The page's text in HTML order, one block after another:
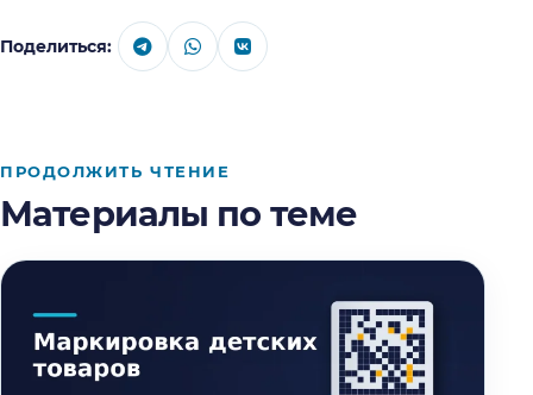
Поделиться:
ПРОДОЛЖИТЬ ЧТЕНИЕ
Материалы по теме